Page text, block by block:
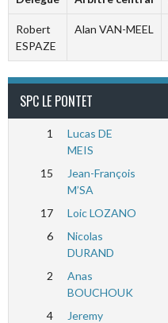
Robert
ESPAZE
Alan VAN-MEEL
SPC LE PONTET
1
Lucas DE
MEIS
15
Jean-François
M’SA
17
Loic LOZANO
6
Nicolas
DURAND
2
Anas
BOUCHOUK
4
Jeremy